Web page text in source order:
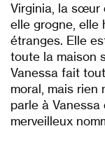
Virginia, la sœur
elle grogne, elle
étranges. Elle
toute la maison
Vanessa fait
moral, mais rien
parle à Vanessa
merveilleux